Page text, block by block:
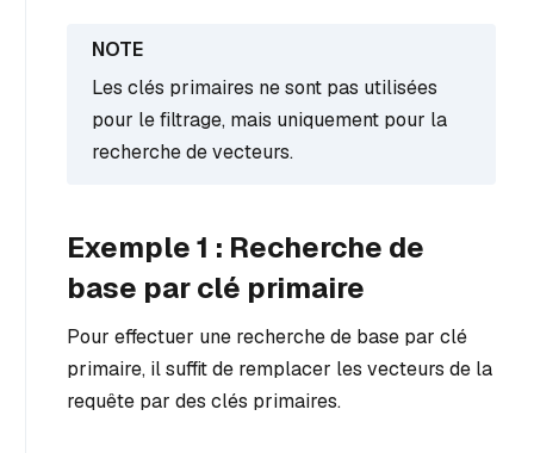
Les clés primaires ne sont pas utilisées
pour le filtrage, mais uniquement pour la
recherche de vecteurs.
Exemple 1 : Recherche de
base par clé primaire
Pour effectuer une recherche de base par clé
primaire, il suffit de remplacer les vecteurs de la
requête par des clés primaires.